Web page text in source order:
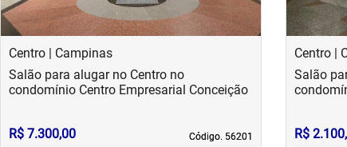
Centro | Campinas
Código. 56201
Código. 56201
Salão para alugar no Centro no
condomínio Centro Empresarial Conceição
R$ 7.300,00
Centro |
Salão
R$